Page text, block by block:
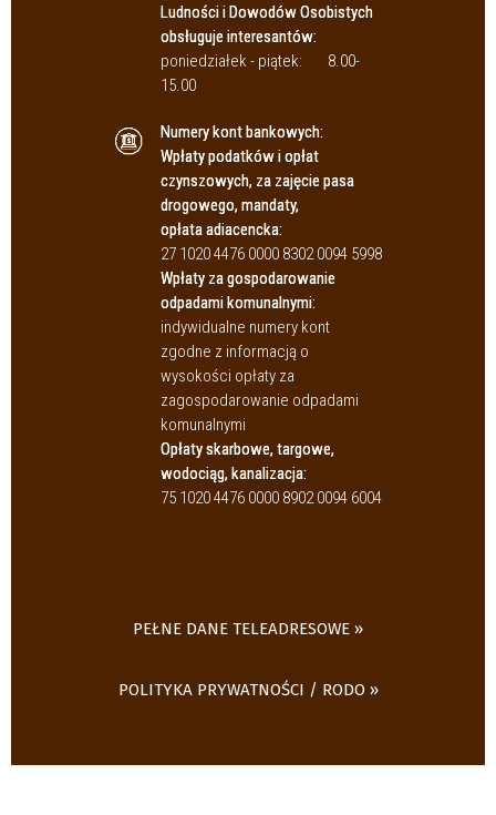
Ludności i Dowodów Osobistych
obsługuje interesantów:
poniedziałek - piątek:
8.00-
15.00
Numery kont bankowych:
Wpłaty podatków i opłat
czynszowych, za zajęcie pasa
drogowego, mandaty,
opłata adiacencka:
27 1020 4476 0000 8302 0094 5998
Wpłaty za gospodarowanie
odpadami komunalnymi:
indywidualne numery kont
zgodne z informacją o
wysokości opłaty za
zagospodarowanie odpadami
komunalnymi
Opłaty skarbowe, targowe,
wodociąg, kanalizacja:
75 1020 4476 0000 8902 0094 6004
PEŁNE DANE TELEADRESOWE
POLITYKA PRYWATNOŚCI / RODO